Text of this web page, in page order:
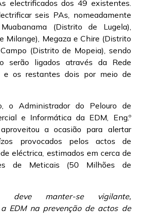
electrificados dos 49 existentes.
seis PAs, nomeadamente
(Distrito de Lugela),
Milange), Megaza e Chire (Distrito
(Distrito de Mopeia), sendo
serão ligados através da Rede
e os restantes dois por meio de
o Administrador do Pelouro de
e Informática da EDM, Eng.º
a ocasião para alertar
provocados pelos actos de
eléctrica, estimados em cerca de
de Meticais (50 Milhões de
deve manter-se vigilante,
EDM na prevenção de actos de